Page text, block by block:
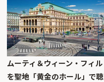
ムーティ＆ウィーン・フィル
を聖地「黄金のホール」で聴